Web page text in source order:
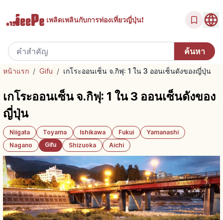
เพลิดเพลินกับการท่องเที่ยวญี่ปุ่น!
หน้าแรก / Gifu / เกโระออนเซ็น จ.กิฟุ: 1 ใน 3 ออนเซ็นดังของญี่ปุ่น
เกโระออนเซ็น จ.กิฟุ: 1 ใน 3 ออนเซ็นดังของ
ญี่ปุ่น
Niigata Toyama Ishikawa Fukui
Yamanashi
Nagano
Gifu Shizuoka Aichi